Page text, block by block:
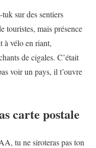
sur des sentiers
touristes, mais présence
à vélo en riant,
de cigales. C’était
voir un pays, il t’ouvre
carte postale
tu ne siroteras pas ton